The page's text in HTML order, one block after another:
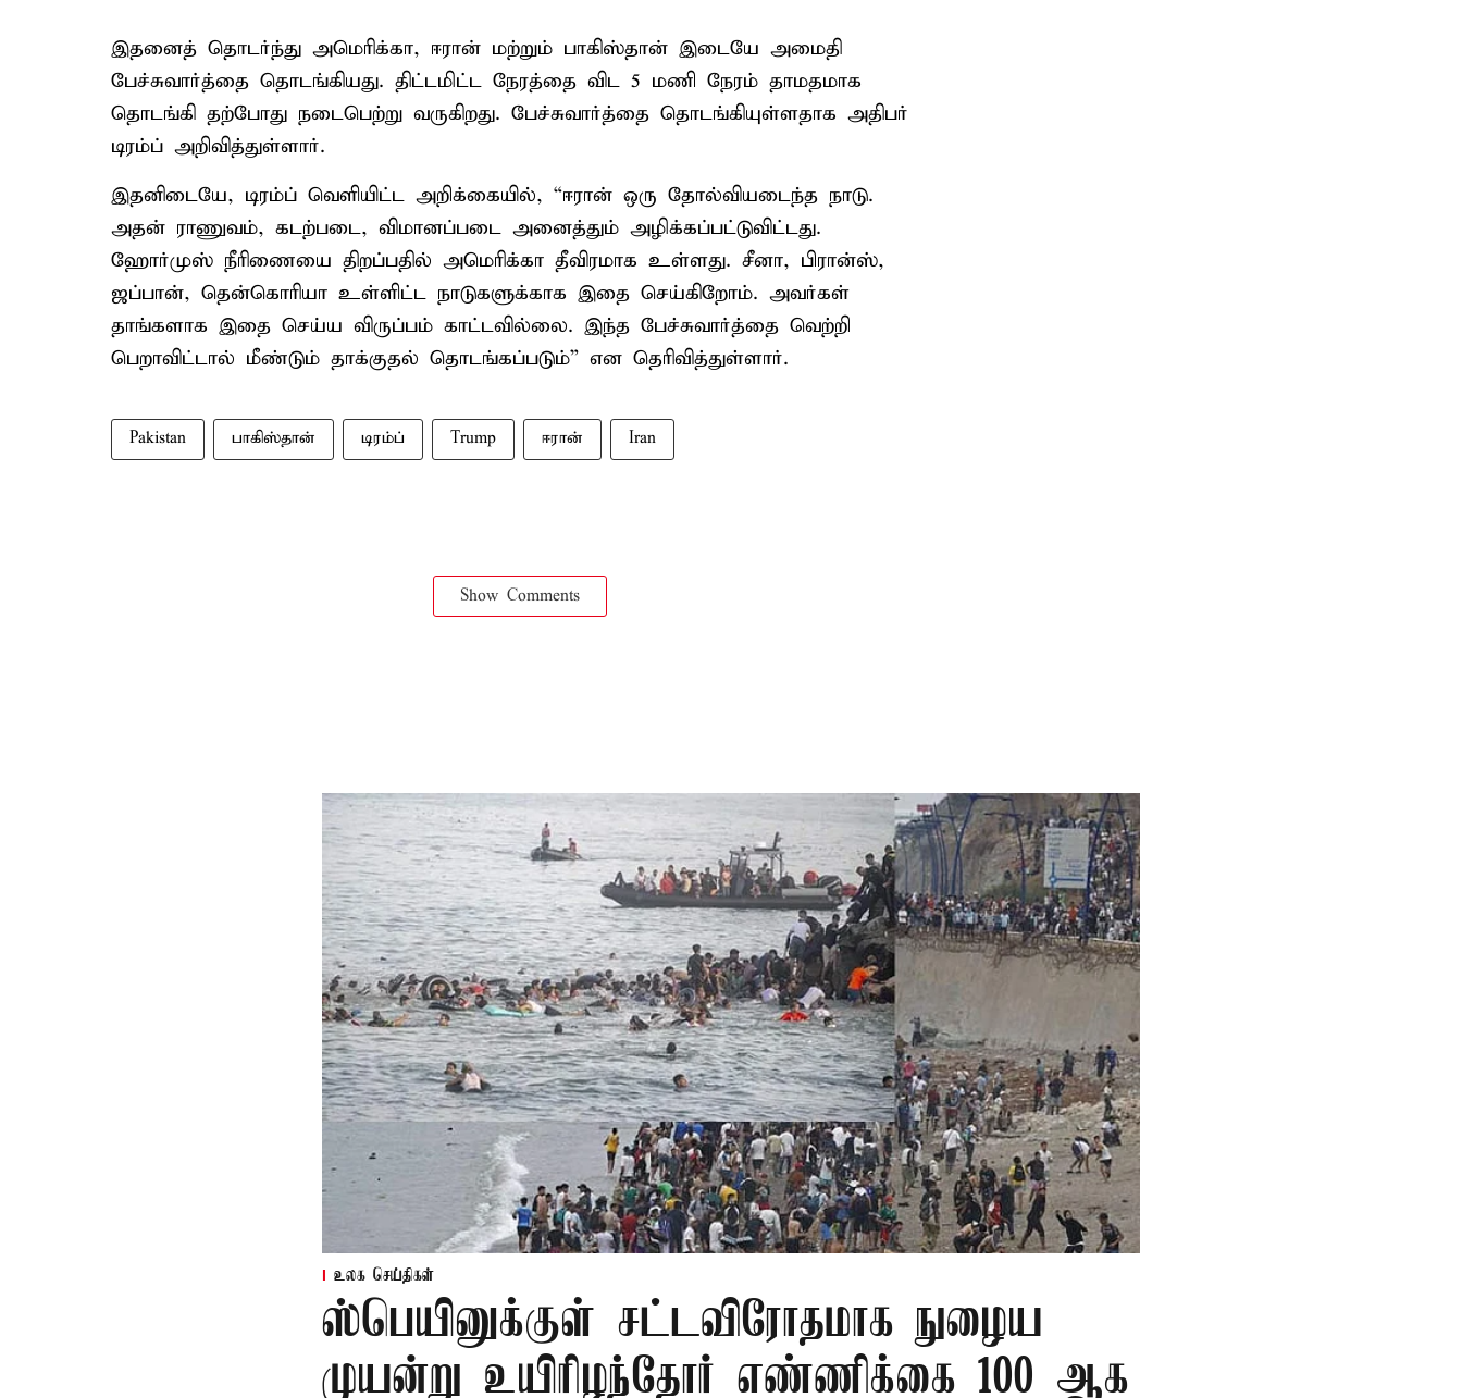
இதனைத் தொடர்ந்து அமெரிக்கா, ஈரான் மற்றும் பாகிஸ்தான் இடையே அமைதி
பேச்சுவார்த்தை தொடங்கியது. திட்டமிட்ட நேரத்தை விட 5 மணி நேரம் தாமதமாக
தொடங்கி தற்போது நடைபெற்று வருகிறது. பேச்சுவார்த்தை தொடங்கியுள்ளதாக அதிபர்
டிரம்ப் அறிவித்துள்ளார்.
இதனிடையே, டிரம்ப் வெளியிட்ட அறிக்கையில், “ஈரான் ஒரு தோல்வியடைந்த நாடு.
அதன் ராணுவம், கடற்படை, விமானப்படை அனைத்தும் அழிக்கப்பட்டுவிட்டது.
ஹோர்முஸ் நீரிணையை திறப்பதில் அமெரிக்கா தீவிரமாக உள்ளது. சீனா, பிரான்ஸ்,
ஜப்பான், தென்கொரியா உள்ளிட்ட நாடுகளுக்காக இதை செய்கிறோம். அவர்கள்
தாங்களாக இதை செய்ய விருப்பம் காட்டவில்லை. இந்த பேச்சுவார்த்தை வெற்றி
பெறாவிட்டால் மீண்டும் தாக்குதல் தொடங்கப்படும்” என தெரிவித்துள்ளார்.
Pakistan பாகிஸ்தான் டிரம்ப் Trump ஈரான் Iran
Show Comments
உலக செய்திகள்
ஸ்பெயினுக்குள் சட்டவிரோதமாக நுழைய
முயன்று உயிரிழந்தோர் எண்ணிக்கை 100 ஆக